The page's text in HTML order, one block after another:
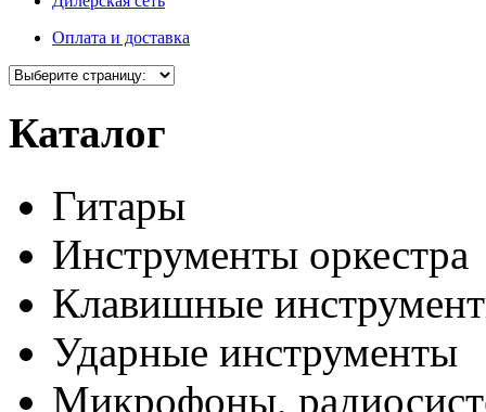
Оплата и доставка
Каталог
Гитары
Инструменты оркестра
Клавишные
Ударные инструменты
Микрофоны,